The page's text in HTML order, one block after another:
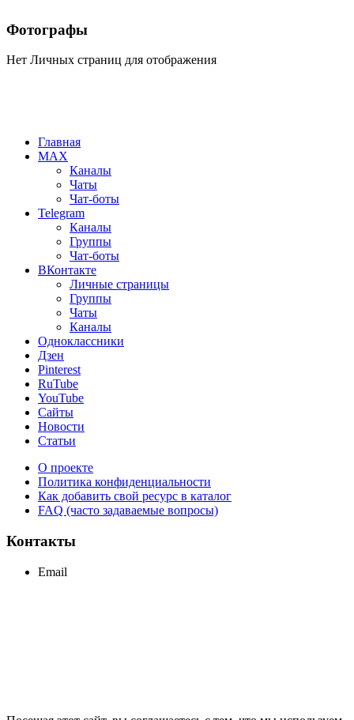
Фотографы
Нет Личных страниц для отображения
Главная
MAX
Каналы
Чаты
Чат-боты
Telegram
Каналы
Группы
Чат-боты
ВКонтакте
Личные страницы
Группы
Чаты
Каналы
Одноклассники
Дзен
Pinterest
RuTube
YouTube
Сайты
Новости
Статьи
О проекте
Политика конфиденциальности
Как добавить свой ресурс в каталог
FAQ (часто задаваемые вопросы)
Контакты
Email